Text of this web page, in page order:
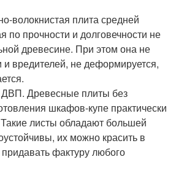
волокнистая плита средней
по прочности и долговечности не
древесине. При этом она не
и вредителей, не деформируется,
Древесные плиты без
шкафов-купе практически
листы обладают большей
их можно красить в
фактуру любого